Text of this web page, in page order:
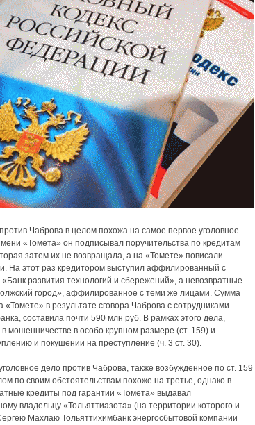
Чаброва в целом похожа на самое первое уголовное
«Томета» он подписывал поручительства по кредитам
затем их не возвращала, а на «Томете» повисали
На этот раз кредитором выступил аффилированный с
развития технологий и сбережений», а невозвратные
город», аффилированное с теми же лицами. Сумма
«Томете» в результате сговора Чаброва с сотрудниками
составила почти 590 млн руб. В рамках этого дела,
мошенничестве в особо крупном размере (ст. 159) и
и покушении на преступление (ч. 3 cт. 30).
дело против Чаброва, также возбужденное по ст. 159
по своим обстоятельствам похоже на третье, однако в
кредиты под гарантии «Томета» выдавал
владельцу «Тольяттиазота» (на территории которого и
Махлаю Тольяттихимбанк энергосбытовой компании